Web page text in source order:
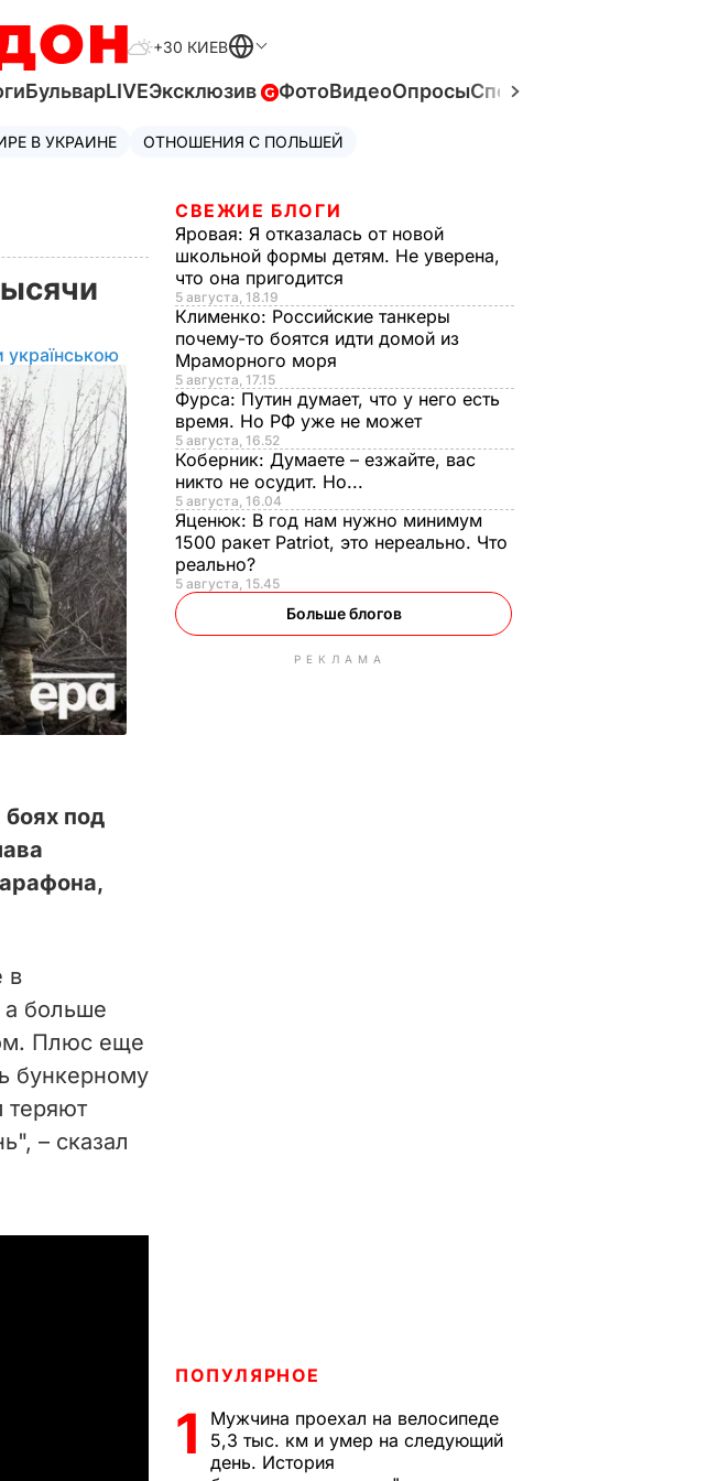
+30 КИЕВ
БульварLIVEЭксклюзив ФотоВидеоОпросыСпецпроекты
В УКРАИНЕ ОТНОШЕНИЯ С ПОЛЬШЕЙ
под
в
а больше
Плюс еще
бункерному
теряют
– сказал
СВЕЖИЕ БЛОГИ
Яровая: Я отказалась от новой
школьной формы детям. Не уверена,
что она пригодится
5 августа, 18.19
Клименко: Российские танкеры
почему-то боятся идти домой из
Мраморного моря
5 августа, 17.15
Фурса: Путин думает, что у него есть
время. Но РФ уже не может
5 августа, 16.52
Коберник: Думаете – езжайте, вас
никто не осудит. Но...
5 августа, 16.04
Яценюк: В год нам нужно минимум
1500 ракет Patriot, это нереально. Что
реально?
5 августа, 15.45
Больше блогов
РЕКЛАМА
ПОПУЛЯРНОЕ
1
Мужчина проехал на велосипеде
5,3 тыс. км и умер на следующий
день. История